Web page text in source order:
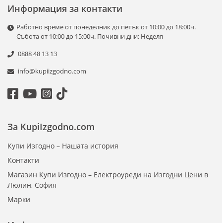
Информация за контакти
Работно време от понеделник до петък от 10:00 до 18:00ч.
Събота от 10:00 до 15:00ч. Почивни дни: Неделя
0888 48 13 13
info@kupiizgodno.com
За KupiIzgodno.com
Купи Изгодно – Нашата история
Контакти
Магазин Купи Изгодно – Електроуреди на Изгодни Цени в
Люлин, София
Марки